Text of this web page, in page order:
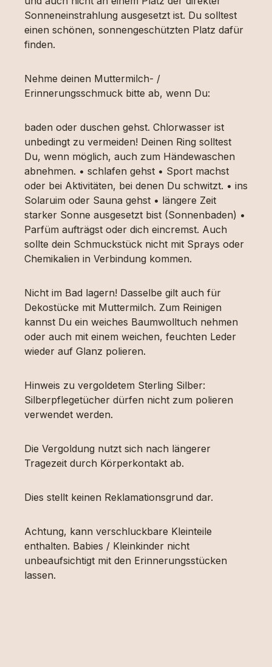
Sonneneinstrahlung ausgesetzt ist. Du solltest
einen schönen, sonnengeschützten Platz dafür
finden.
Nehme deinen Muttermilch- /
Erinnerungsschmuck bitte ab, wenn Du:
baden oder duschen gehst. Chlorwasser ist
unbedingt zu vermeiden! Deinen Ring solltest
Du, wenn möglich, auch zum Händewaschen
abnehmen. • schlafen gehst • Sport machst
oder bei Aktivitäten, bei denen Du schwitzt. • ins
Solaruim oder Sauna gehst • längere Zeit
starker Sonne ausgesetzt bist (Sonnenbaden) •
Parfüm aufträgst oder dich eincremst. Auch
sollte dein Schmuckstück nicht mit Sprays oder
Chemikalien in Verbindung kommen.
Nicht im Bad lagern! Dasselbe gilt auch für
Dekostücke mit Muttermilch. Zum Reinigen
kannst Du ein weiches Baumwolltuch nehmen
oder auch mit einem weichen, feuchten Leder
wieder auf Glanz polieren.
Hinweis zu vergoldetem Sterling Silber:
Silberpflegetücher dürfen nicht zum polieren
verwendet werden.
Die Vergoldung nutzt sich nach längerer
Tragezeit durch Körperkontakt ab.
Dies stellt keinen Reklamationsgrund dar.
Achtung, kann verschluckbare Kleinteile
enthalten. Babies / Kleinkinder nicht
unbeaufsichtigt mit den Erinnerungsstücken
lassen.